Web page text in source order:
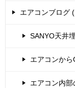
エアコンブログ
SANYO天井
エアコンか
エアコン内